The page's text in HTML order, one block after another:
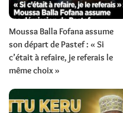
Moussa Balla Fofana assume
son départ de Pastef : « Si
c’était à refaire, je referais le
même choix »